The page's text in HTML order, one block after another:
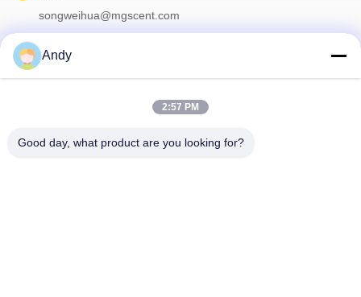
songweihua@mgscent.com
Andy
2:57 PM
Good day, what product are you looking for?